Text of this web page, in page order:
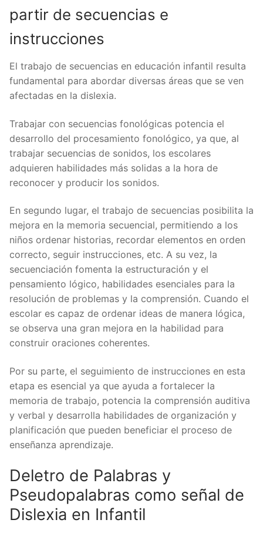
partir de secuencias e
instrucciones
El trabajo de secuencias en educación infantil resulta
fundamental para abordar diversas áreas que se ven
afectadas en la dislexia.
Trabajar con secuencias fonológicas potencia el
desarrollo del procesamiento fonológico, ya que, al
trabajar secuencias de sonidos, los escolares
adquieren habilidades más solidas a la hora de
reconocer y producir los sonidos.
En segundo lugar, el trabajo de secuencias posibilita la
mejora en la memoria secuencial, permitiendo a los
niños ordenar historias, recordar elementos en orden
correcto, seguir instrucciones, etc. A su vez, la
secuenciación fomenta la estructuración y el
pensamiento lógico, habilidades esenciales para la
resolución de problemas y la comprensión. Cuando el
escolar es capaz de ordenar ideas de manera lógica,
se observa una gran mejora en la habilidad para
construir oraciones coherentes.
Por su parte, el seguimiento de instrucciones en esta
etapa es esencial ya que ayuda a fortalecer la
memoria de trabajo, potencia la comprensión auditiva
y verbal y desarrolla habilidades de organización y
planificación que pueden beneficiar el proceso de
enseñanza aprendizaje.
Deletro de Palabras y
Pseudopalabras como señal de
Dislexia en Infantil